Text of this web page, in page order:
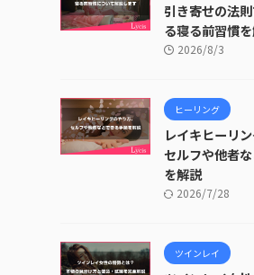
引き寄せの法
る寝る前習慣
2026/8/3
ヒーリング
レイキヒーリン
セルフや他者
を解説
2026/7/28
ツインレイ